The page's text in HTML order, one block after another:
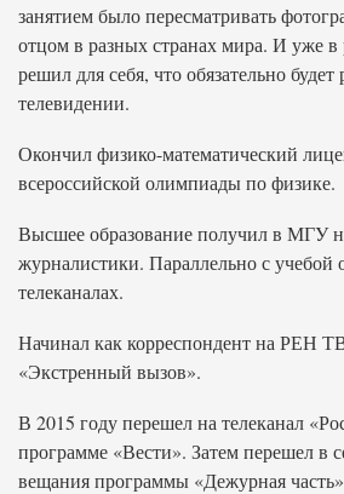
занятием было пересматривать
отцом в разных странах мира. И уже в
решил для себя, что обязательно будет
телевидении.
Окончил физико-математический
всероссийской олимпиады по физике.
Высшее образование получил в МГУ
журналистики. Параллельно с учебой
телеканалах.
Начинал как корреспондент на РЕН
«Экстренный вызов».
В 2015 году перешел на телеканал
программе «Вести». Затем перешел в
вещания программы «Дежурная